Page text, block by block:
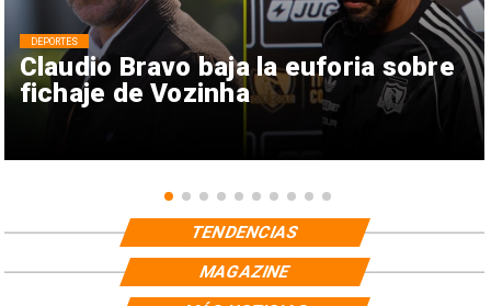
Claudio Bravo baja la euforia sobre
fichaje de Vozinha
DEPORTES
TENDENCIAS
MAGAZINE